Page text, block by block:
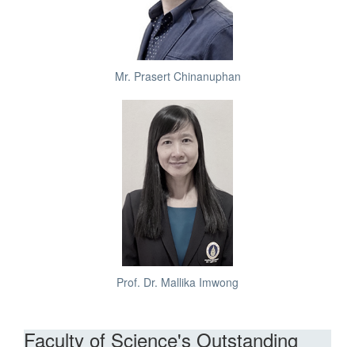
Mr. Prasert Chinanuphan
Prof. Dr. Mallika Imwong
Faculty of Science's Outstanding